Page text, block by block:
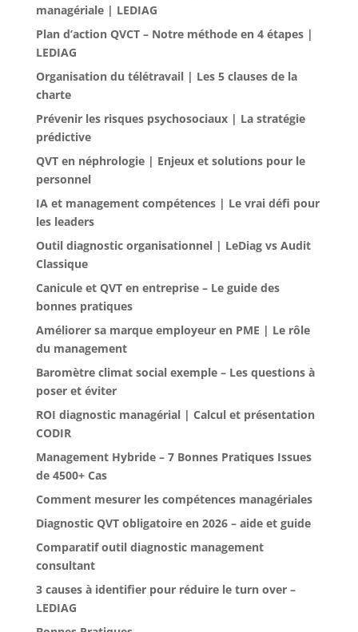
managériale | LEDIAG
Plan d’action QVCT – Notre méthode en 4 étapes |
LEDIAG
Organisation du télétravail | Les 5 clauses de la
charte
Prévenir les risques psychosociaux | La stratégie
prédictive
QVT en néphrologie | Enjeux et solutions pour le
personnel
IA et management compétences | Le vrai défi pour
les leaders
Outil diagnostic organisationnel | LeDiag vs Audit
Classique
Canicule et QVT en entreprise – Le guide des
bonnes pratiques
Améliorer sa marque employeur en PME | Le rôle
du management
Baromètre climat social exemple – Les questions à
poser et éviter
ROI diagnostic managérial | Calcul et présentation
CODIR
Management Hybride – 7 Bonnes Pratiques Issues
de 4500+ Cas
Comment mesurer les compétences managériales
Diagnostic QVT obligatoire en 2026 – aide et guide
Comparatif outil diagnostic management
consultant
3 causes à identifier pour réduire le turn over –
LEDIAG